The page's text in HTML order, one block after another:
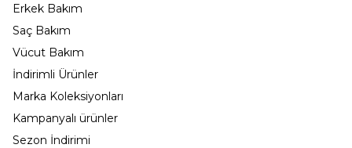
Erkek Bakım
Saç Bakım
Vücut Bakım
İndirimli Ürünler
Marka Koleksiyonları
Kampanyalı ürünler
Sezon İndirimi